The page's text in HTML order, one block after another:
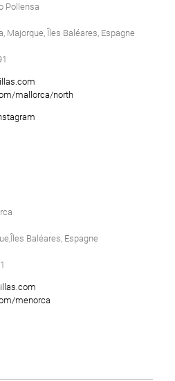
Pollensa
Majorque, Îles Baléares, Espagne
mallorca/north
Baléares, Espagne
menorca